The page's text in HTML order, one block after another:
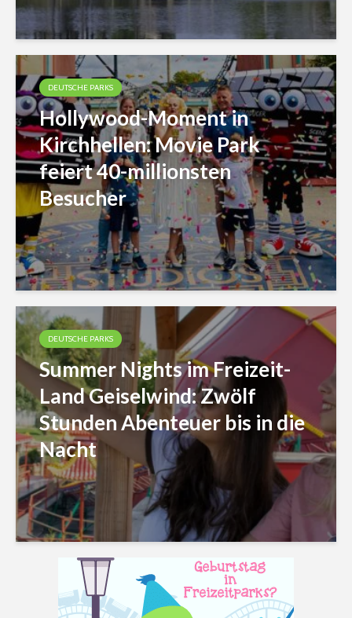
DEUTSCHE PARKS
Hollywood-Moment in
Kirchhellen: Movie Park
feiert 40-millionsten
Besucher
DEUTSCHE PARKS
Summer Nights im Freizeit-
Land Geiselwind: Zwölf
Stunden Abenteuer bis in die
Nacht